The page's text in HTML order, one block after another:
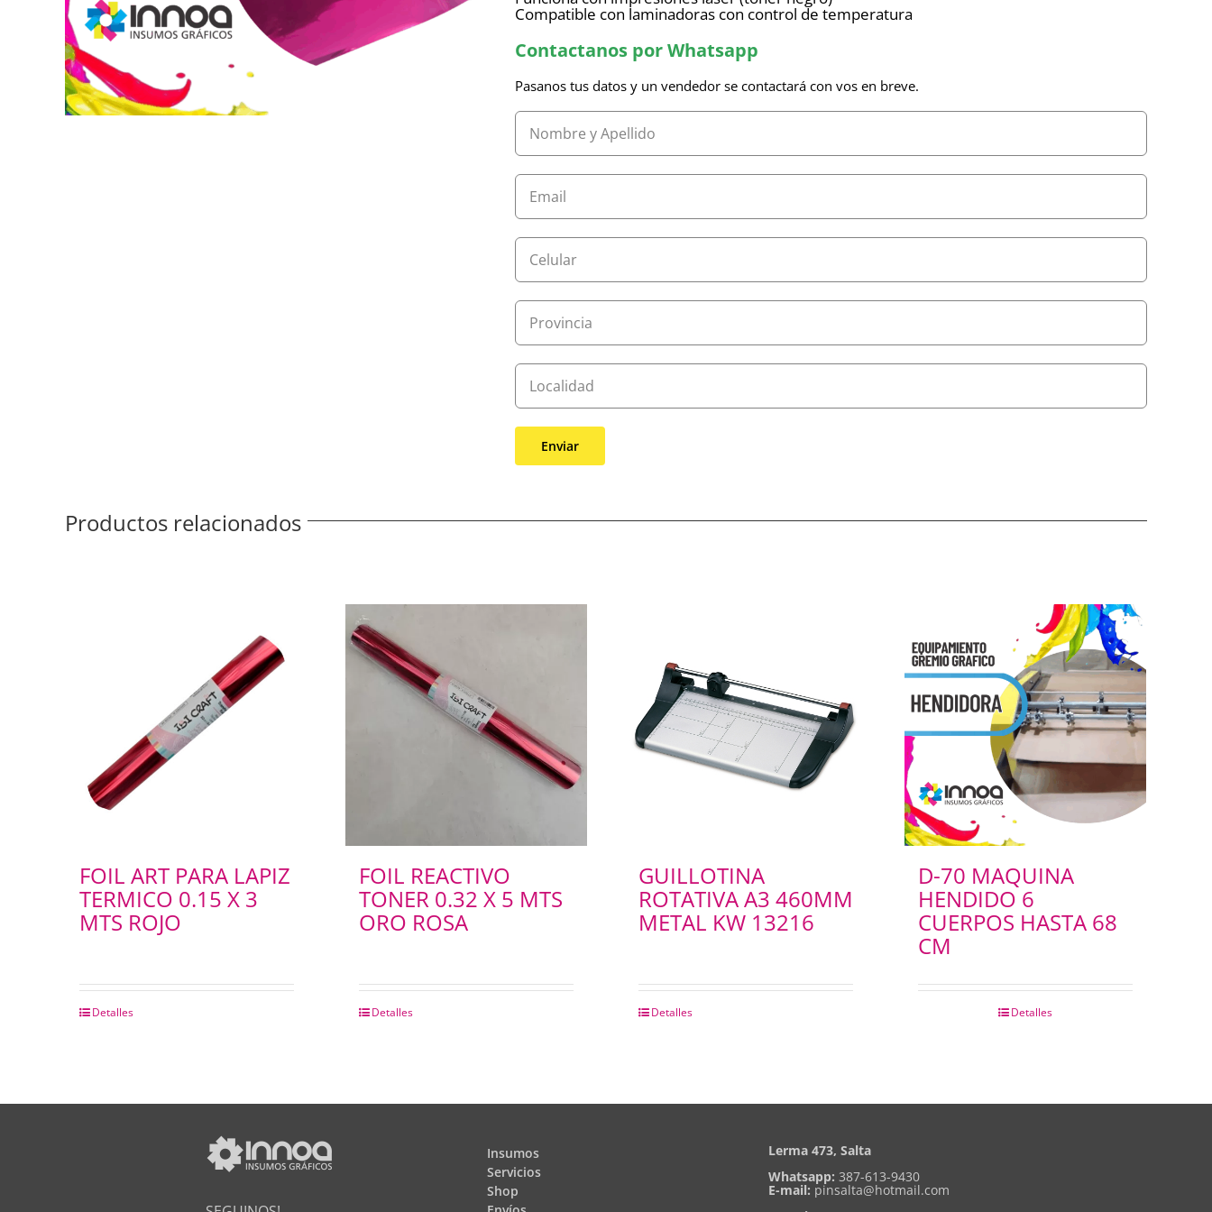
Compatible con laminadoras con control de temperatura
Contactanos por Whatsapp
Pasanos tus datos y un vendedor se contactará con vos en breve.
Productos relacionados
FOIL ART PARA LAPIZ
TERMICO 0.15 X 3
MTS ROJO
Detalles
FOIL REACTIVO
TONER 0.32 X 5 MTS
ORO ROSA
Detalles
GUILLOTINA
ROTATIVA A3 460MM
METAL KW 13216
Detalles
D-70 MAQUINA
HENDIDO 6
CUERPOS HASTA 68
CM
Detalles
Insumos
Servicios
Shop
Lerma 473, Salta
Whatsapp: 387-613-9430
E-mail: pinsalta@hotmail.com